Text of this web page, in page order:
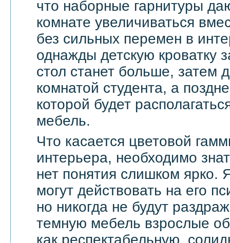
что наборные гарнитуры
комнате увеличиваться
без сильных перемен в
однажды детскую кроватку
стол станет больше, затем
комнатой студента, а
которой будет
мебель.
Что касается цветовой
интерьера, необходимо
нет понятия слишком ярко.
могут действовать на его
но никогда не будут
темную мебель взрослые
как респектабельную,